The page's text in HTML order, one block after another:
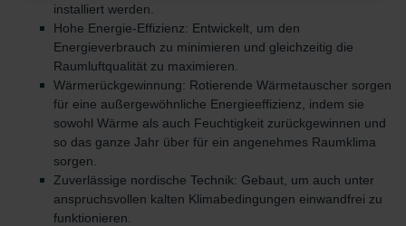
Zehnder Group AG: Data Privacy
Zehnder Group België nv/sa: Déclarations de confidentialité
Zehnder Group Czech Republic s.r.o.: Zásady ochrany
osobních údajů
Zehnder Group France: Protection des données
Zehnder Group Ibérica SAU: Política de privacidad
Zehnder Group Italia S.r.l.: Privacy
Zehnder Group İç Mekan İklimlendirme Sanayi ve Ticaret
Limitet Şirketi: Web Sitesi Çerezleri
Zehnder Group Nederland bv: Privacyverklaringen
installiert werden.
Hohe Energie-Effizienz: Entwickelt, um den
Energieverbrauch zu minimieren und gleichzeitig die
Raumluftqualität zu maximieren.
Wärmerückgewinnung: Rotierende Wärmetauscher sorgen
für eine außergewöhnliche Energieeffizienz, indem sie
sowohl Wärme als auch Feuchtigkeit zurückgewinnen und
so das ganze Jahr über für ein angenehmes Raumklima
sorgen.
Zuverlässige nordische Technik: Gebaut, um auch unter
anspruchsvollen kalten Klimabedingungen einwandfrei zu
funktionieren.